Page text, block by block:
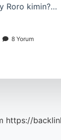
Roro kimin?…
8 Yorum
https://